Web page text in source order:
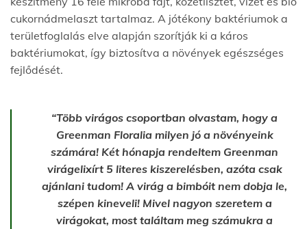
cukornádmelaszt tartalmaz. A jótékony baktériumok a
területfoglalás elve alapján szorítják ki a káros
baktériumokat, így biztosítva a növények egészséges
fejlődését.
“Több virágos csoportban olvastam, hogy a
Greenman Floralia milyen jó a növényeink
számára! Két hónapja rendeltem Greenman
virágelixírt 5 literes kiszerelésben, azóta csak
ajánlani tudom! A virág a bimbóit nem dobja le,
szépen kineveli! Mivel nagyon szeretem a
virágokat, most találtam meg számukra a